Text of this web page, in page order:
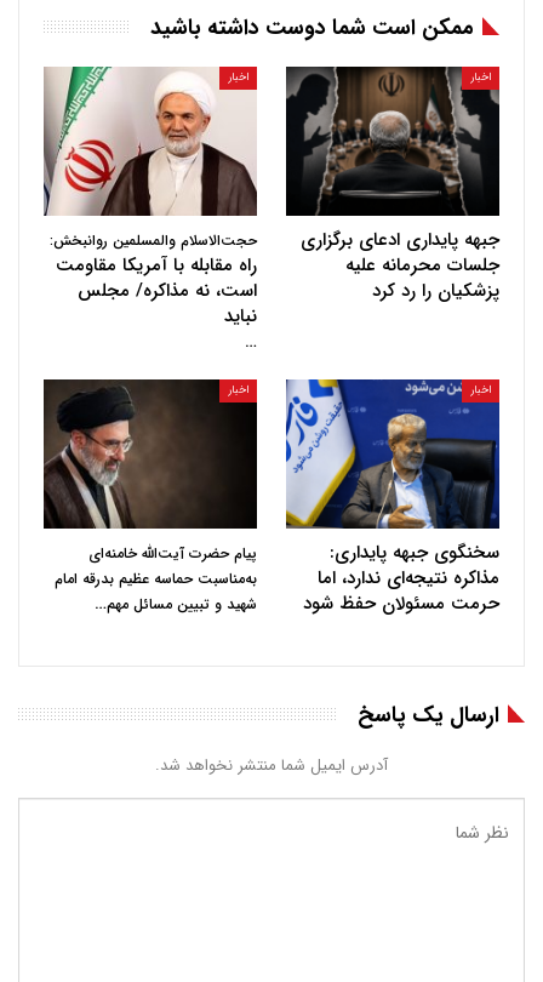
ممکن است شما دوست داشته باشید
اخبار
جبهه پایداری ادعای برگزاری
جلسات محرمانه علیه
پزشکیان را رد کرد
اخبار
حجت‌الاسلام والمسلمین روانبخش:
راه مقابله با آمریکا مقاومت
است، نه مذاکره/ مجلس
نباید
…
اخبار
سخنگوی جبهه پایداری:
مذاکره نتیجه‌ای ندارد، اما
حرمت مسئولان حفظ شود
اخبار
پیام حضرت آیت‌الله خامنه‌ای
به‌مناسبت حماسه عظیم بدرقه امام
شهید و تبیین مسائل مهم…
ارسال یک پاسخ
آدرس ایمیل شما منتشر نخواهد شد.